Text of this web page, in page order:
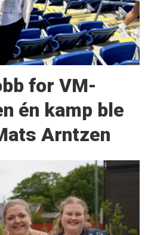
for VM-
én kamp ble
Arntzen